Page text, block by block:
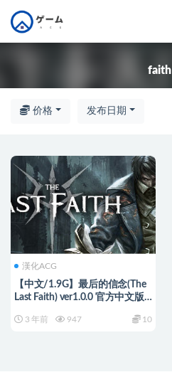
faith
价格 发布日期
漢化ACG
【中文/1.9G】最后的信念(The
Last Faith) ver1.0.0 官方中文版
3 年前 947 10